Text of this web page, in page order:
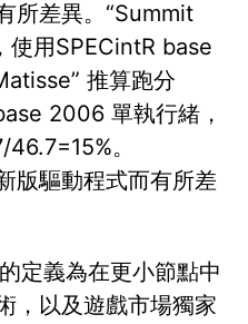
所差異。“Summit
使用SPECintR base
推算跑分
2006 單執行緒，
。
版驅動程式而有所差
定義為在更小節點中
，以及遊戲市場獨家